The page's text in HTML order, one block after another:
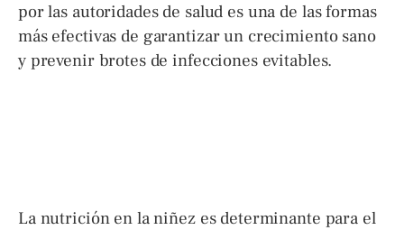
por las autoridades de salud es una de las formas
más efectivas de garantizar un crecimiento sano
y prevenir brotes de infecciones evitables.
La nutrición en la niñez es determinante para el